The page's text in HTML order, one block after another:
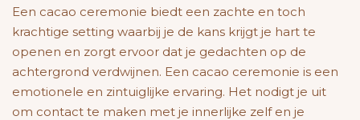
Een cacao ceremonie biedt een zachte en toch
krachtige setting waarbij je de kans krijgt je hart te
openen en zorgt ervoor dat je gedachten op de
achtergrond verdwijnen. Een cacao ceremonie is een
emotionele en zintuiglijke ervaring. Het nodigt je uit
om contact te maken met je innerlijke zelf en je